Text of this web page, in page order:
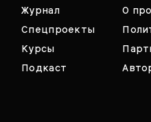
Журнал
Спецпроекты
Курсы
Подкаст
О